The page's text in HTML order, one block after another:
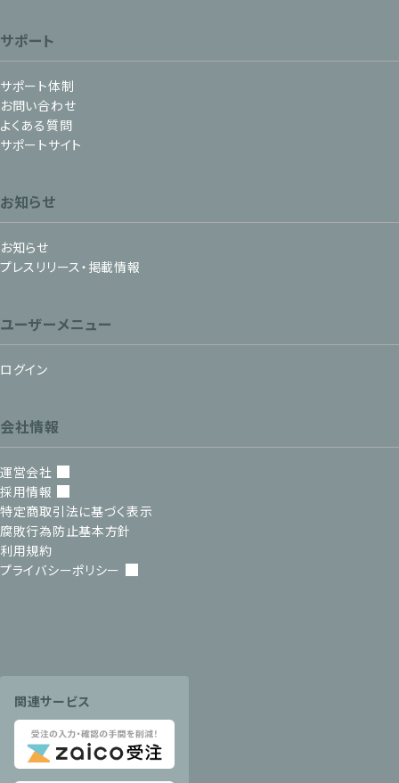
サポート
サポート体制
お問い合わせ
よくある質問
サポートサイト
お知らせ
お知らせ
プレスリリース・掲載情報
ユーザーメニュー
ログイン
会社情報
運営会社
採用情報
特定商取引法に基づく表示
腐敗行為防止基本方針
利用規約
プライバシーポリシー
関連サービス